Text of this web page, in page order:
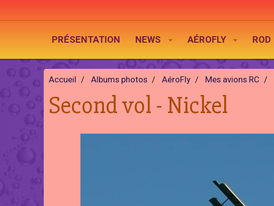
PRÉSENTATION NEWS AÉROFLY ROD
Accueil Albums photos AéroFly Mes avions RC
Second vol - Nickel